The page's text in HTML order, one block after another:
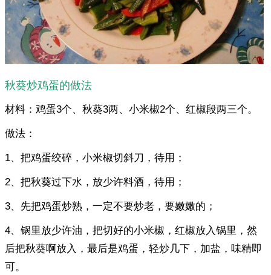
秋葵炒鸡蛋的做法
材料：鸡蛋3个、秋葵3两、小米椒2个、红椒段两三个。
做法：
1、把鸡蛋绞碎，小米椒切斜刀，待用；
2、把秋葵过下水，放少许料酒，待用；
3、先把鸡蛋炒熟，一定不要炒老，要嫩嫩的；
4、锅里放少许油，把切好的小米椒，红椒放入锅里，然
后把秋葵啊放入，最后是鸡蛋，轻炒几下，加盐，味精即
可。